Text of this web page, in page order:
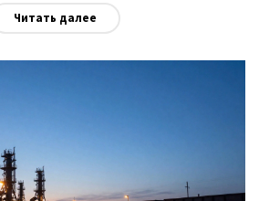
Читать далее